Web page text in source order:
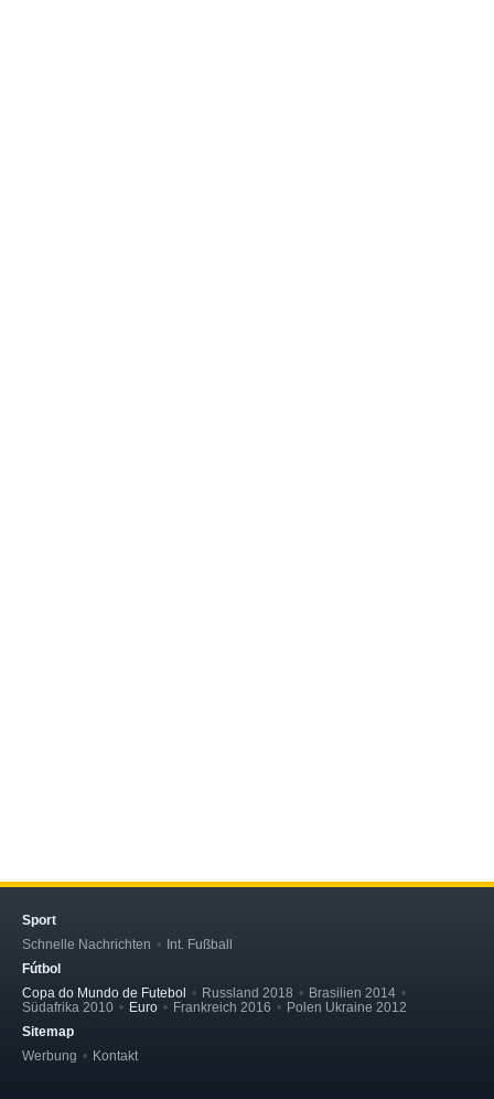
Sport
Schnelle Nachrichten
Int. Fußball
Fútbol
Copa do Mundo de Futebol
Russland 2018
Brasilien 2014
Südafrika 2010
Euro Frankreich 2016
Polen Ukraine 2012
Sitemap
Werbung
Kontakt